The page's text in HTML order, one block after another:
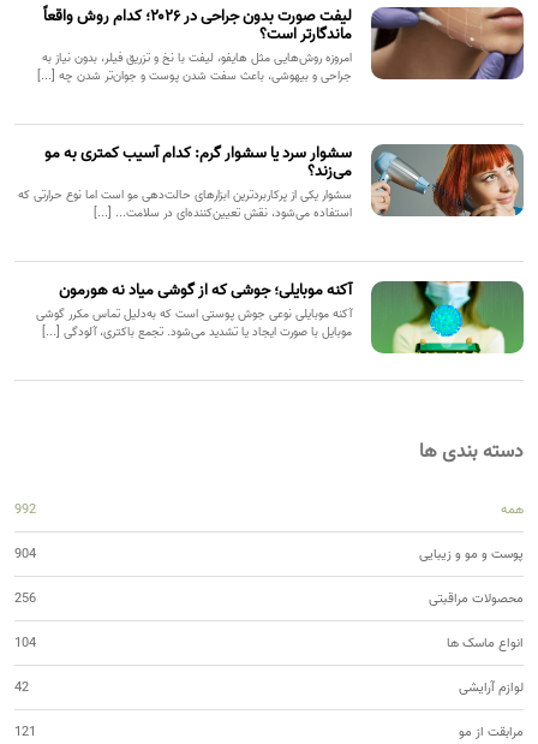
لیفت صورت بدون جراحی در ۲۰۲۶؛ کدام روش واقعاً
ماندگارتر است؟
امروزه روش‌هایی مثل هایفو، لیفت با نخ و تزریق فیلر، بدون نیاز به
جراحی و بیهوشی، باعث سفت شدن پوست و جوان‌تر شدن چه [...]
سشوار سرد یا سشوار گرم: کدام آسیب کمتری به مو
می‌زند؟
سشوار یکی از پرکاربردترین ابزارهای حالت‌دهی مو است اما نوع حرارتی که
استفاده می‌شود، نقش تعیین‌کننده‌ای در سلامت... [...]
آکنه موبایلی؛ جوشی که از گوشی میاد نه هورمون
آکنه موبایلی نوعی جوش پوستی است که به‌دلیل تماس مکرر گوشی
موبایل با صورت ایجاد یا تشدید می‌شود. تجمع باکتری، آلودگی [...]
دسته بندی ها
همه 992
پوست و مو و زیبایی 904
محصولات مراقبتی 256
انواع ماسک ها 104
لوازم آرایشی 42
مرابقت از مو 121